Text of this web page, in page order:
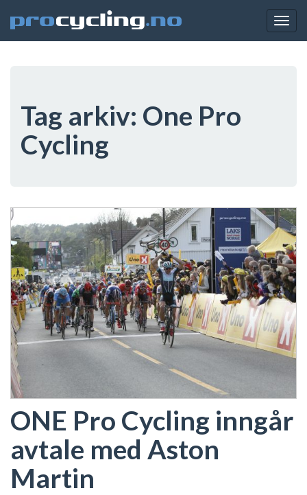
Tag arkiv: One Pro
Cycling
ONE Pro Cycling inngår
avtale med Aston
Martin